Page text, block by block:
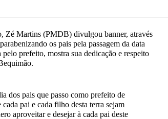
Zé Martins (PMDB) divulgou banner, através
os pais pela passagem da data
prefeito, mostra sua dedicação e respeito
dos pais que passo como prefeito de
pai e cada filho desta terra sejam
aproveitar e desejar à cada pai deste